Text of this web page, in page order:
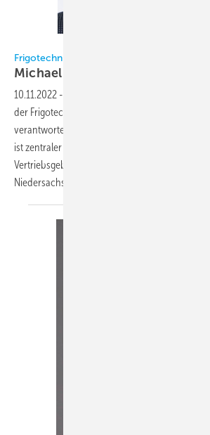
Frigotechnik
Michael Geerdts
10.11.2022 -
der Frigotechnik-Niederlassung Hamburg
verantwortet die Führung sowie Organisation
ist zentraler Ansprechpartner für die Kälte- und
Vertriebsgebiet Hamburg, Schleswig-Holstein
Niedersachsen.